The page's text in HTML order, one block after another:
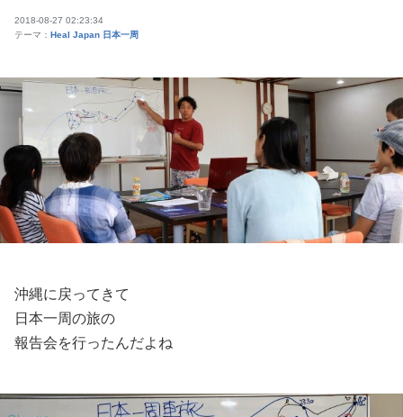
2018-08-27 02:23:34
テーマ： Heal Japan 日本一周
沖縄に戻ってきて
日本一周の旅の
報告会を行ったんだよね